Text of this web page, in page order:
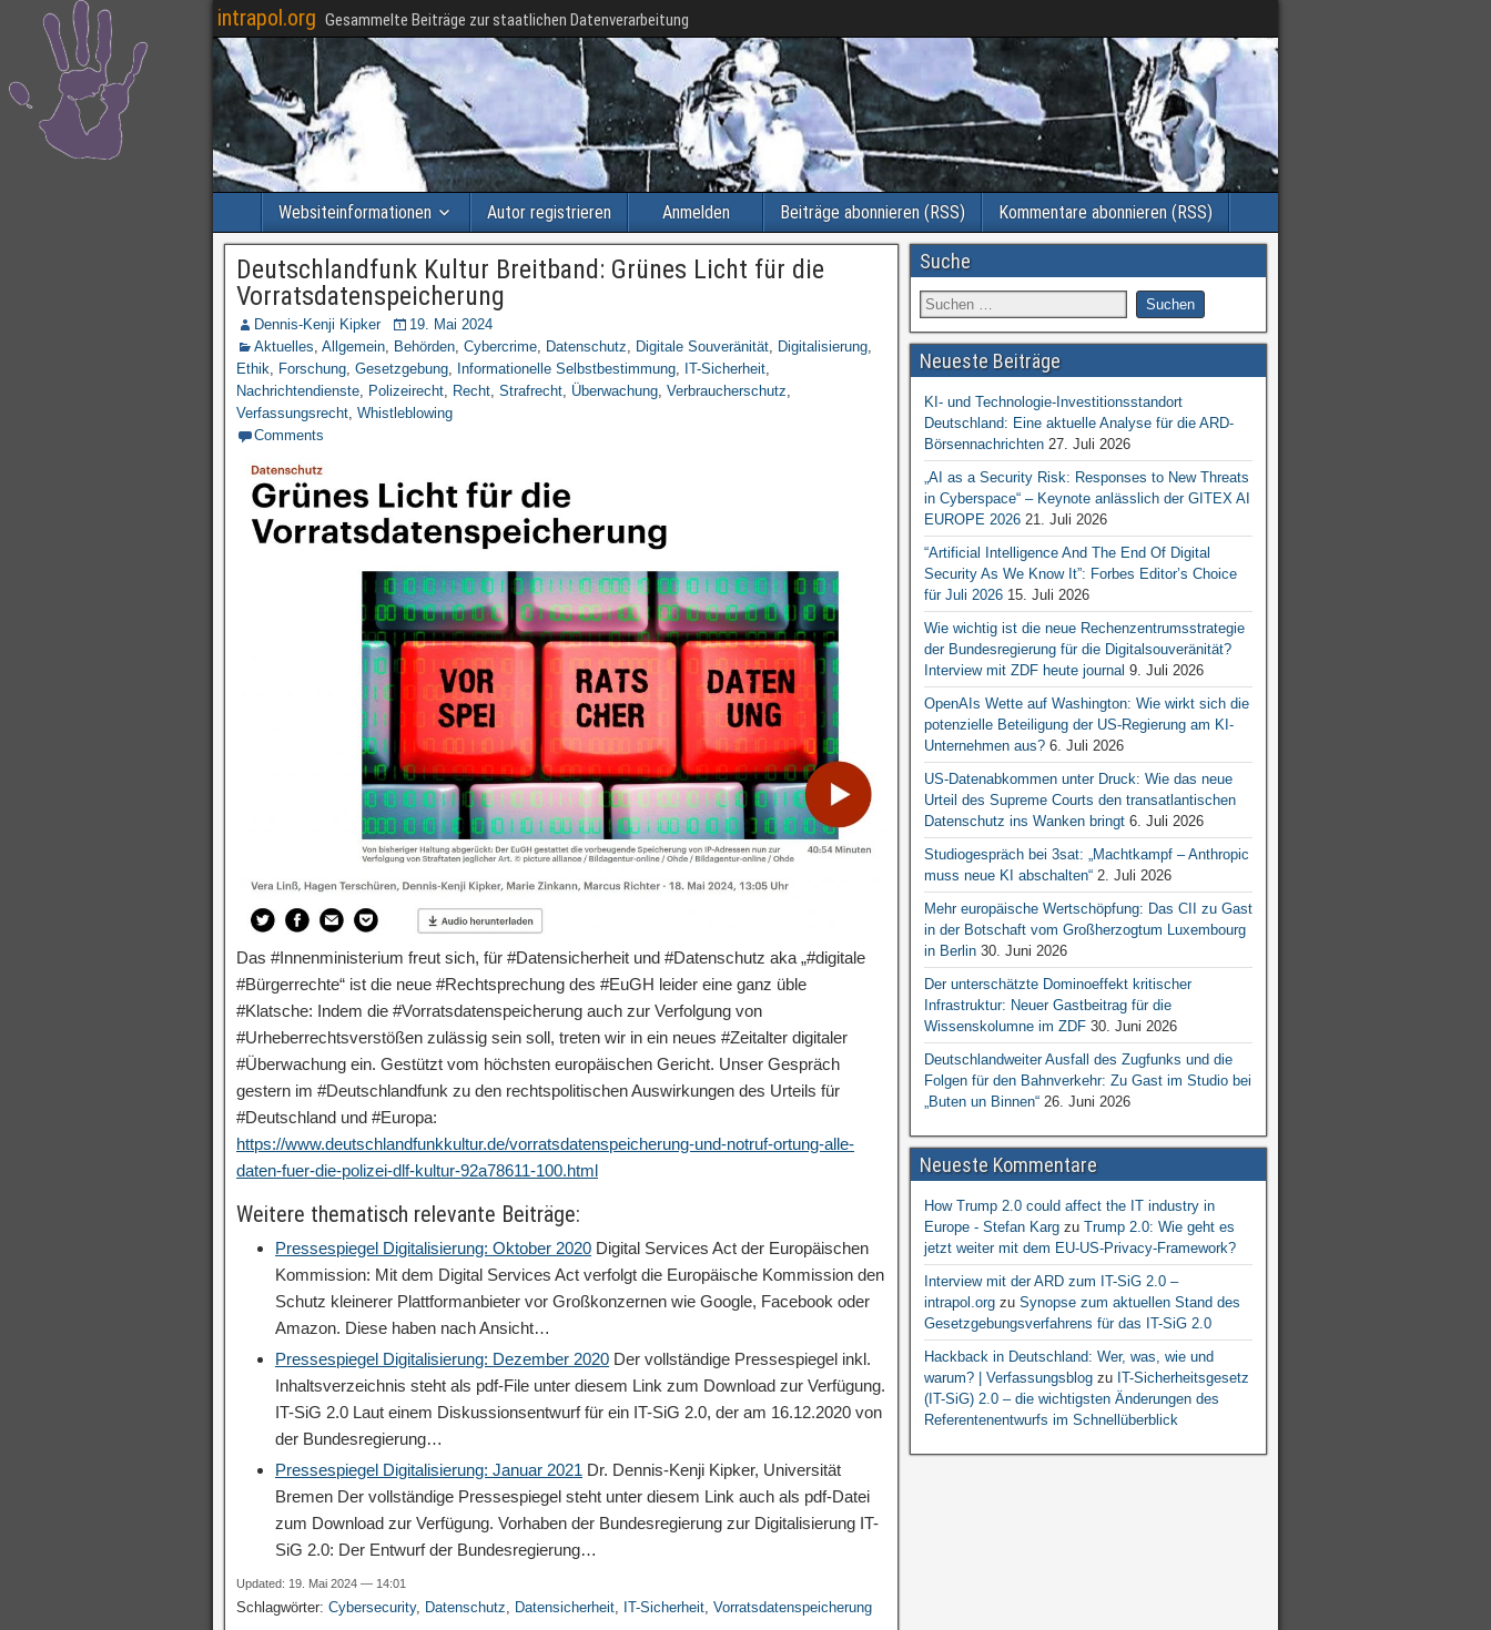
intrapol.org Gesammelte Beiträge zur staatlichen Datenverarbeitung
Websiteinformationen Autor registrieren Anmelden Beiträge abonnieren (RSS) Kommentare abonnieren (RSS)
Deutschlandfunk Kultur Breitband: Grünes Licht für die
Vorratsdatenspeicherung
Dennis-Kenji Kipker
19. Mai 2024
Aktuelles, Allgemein, Behörden, Cybercrime, Datenschutz, Digitale Souveränität, Digitalisierung,
Ethik, Forschung, Gesetzgebung, Informationelle Selbstbestimmung, IT-Sicherheit,
Nachrichtendienste, Polizeirecht, Recht, Strafrecht, Überwachung, Verbraucherschutz,
Verfassungsrecht, Whistleblowing
Comments
Das #Innenministerium freut sich, für #Datensicherheit und #Datenschutz aka „#digitale
#Bürgerrechte“ ist die neue #Rechtsprechung des #EuGH leider eine ganz üble
#Klatsche: Indem die #Vorratsdatenspeicherung auch zur Verfolgung von
#Urheberrechtsverstößen zulässig sein soll, treten wir in ein neues #Zeitalter digitaler
#Überwachung ein. Gestützt vom höchsten europäischen Gericht. Unser Gespräch
gestern im #Deutschlandfunk zu den rechtspolitischen Auswirkungen des Urteils für
#Deutschland und #Europa:
https://www.deutschlandfunkkultur.de/vorratsdatenspeicherung-und-notruf-ortung-alle-
daten-fuer-die-polizei-dlf-kultur-92a78611-100.html
Weitere thematisch relevante Beiträge:
Pressespiegel Digitalisierung: Oktober 2020 Digital Services Act der Europäischen
Kommission: Mit dem Digital Services Act verfolgt die Europäische Kommission den
Schutz kleinerer Plattformanbieter vor Großkonzernen wie Google, Facebook oder
Amazon. Diese haben nach Ansicht…
Pressespiegel Digitalisierung: Dezember 2020 Der vollständige Pressespiegel inkl.
Inhaltsverzeichnis steht als pdf-File unter diesem Link zum Download zur Verfügung.
IT-SiG 2.0 Laut einem Diskussionsentwurf für ein IT-SiG 2.0, der am 16.12.2020 von
der Bundesregierung…
Pressespiegel Digitalisierung: Januar 2021 Dr. Dennis-Kenji Kipker, Universität
Bremen Der vollständige Pressespiegel steht unter diesem Link auch als pdf-Datei
zum Download zur Verfügung. Vorhaben der Bundesregierung zur Digitalisierung IT-
SiG 2.0: Der Entwurf der Bundesregierung…
Updated: 19. Mai 2024 — 14:01
Schlagwörter: Cybersecurity, Datenschutz, Datensicherheit, IT-Sicherheit, Vorratsdatenspeicherung
Suche
Neueste Beiträge
KI- und Technologie-Investitionsstandort
Deutschland: Eine aktuelle Analyse für die ARD-
Börsennachrichten 27. Juli 2026
„AI as a Security Risk: Responses to New Threats
in Cyberspace“ – Keynote anlässlich der GITEX AI
EUROPE 2026 21. Juli 2026
“Artificial Intelligence And The End Of Digital
Security As We Know It”: Forbes Editor’s Choice
für Juli 2026 15. Juli 2026
Wie wichtig ist die neue Rechenzentrumsstrategie
der Bundesregierung für die Digitalsouveränität?
Interview mit ZDF heute journal 9. Juli 2026
OpenAIs Wette auf Washington: Wie wirkt sich die
potenzielle Beteiligung der US-Regierung am KI-
Unternehmen aus? 6. Juli 2026
US-Datenabkommen unter Druck: Wie das neue
Urteil des Supreme Courts den transatlantischen
Datenschutz ins Wanken bringt 6. Juli 2026
Studiogespräch bei 3sat: „Machtkampf – Anthropic
muss neue KI abschalten“ 2. Juli 2026
Mehr europäische Wertschöpfung: Das CII zu Gast
in der Botschaft vom Großherzogtum Luxembourg
in Berlin 30. Juni 2026
Der unterschätzte Dominoeffekt kritischer
Infrastruktur: Neuer Gastbeitrag für die
Wissenskolumne im ZDF 30. Juni 2026
Deutschlandweiter Ausfall des Zugfunks und die
Folgen für den Bahnverkehr: Zu Gast im Studio bei
„Buten un Binnen“ 26. Juni 2026
Neueste Kommentare
How Trump 2.0 could affect the IT industry in
Europe - Stefan Kargzu Trump 2.0: Wie geht es
jetzt weiter mit dem EU-US-Privacy-Framework?
Interview mit der ARD zum IT-SiG 2.0 –
intrapol.orgzu Synopse zum aktuellen Stand des
Gesetzgebungsverfahrens für das IT-SiG 2.0
Hackback in Deutschland: Wer, was, wie und
warum? | Verfassungsblogzu IT-Sicherheitsgesetz
(IT-SiG) 2.0 – die wichtigsten Änderungen des
Referentenentwurfs im Schnellüberblick